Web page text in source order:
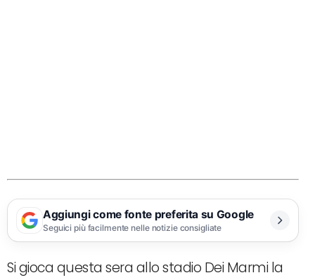
Aggiungi come fonte preferita su Google
Seguici più facilmente nelle notizie consigliate
Si gioca questa sera allo stadio Dei Marmi la